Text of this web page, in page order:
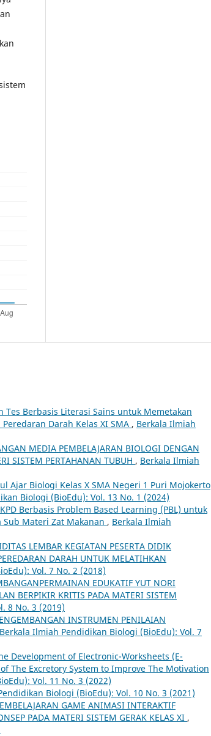
Berbasis Literasi Sains untuk Memetakan
Darah Kelas XI SMA , Berkala Ilmiah
MEDIA PEMBELAJARAN BIOLOGI DENGAN
SISTEM PERTAHANAN TUBUH , Berkala Ilmiah
Ajar Biologi Kelas X SMA Negeri 1 Puri Mojokerto
Biologi (BioEdu): Vol. 13 No. 1 (2024)
Berbasis Problem Based Learning (PBL) untuk
Materi Zat Makanan , Berkala Ilmiah
LEMBAR KEGIATAN PESERTA DIDIK
DARAH UNTUK MELATIHKAN
Vol. 7 No. 2 (2018)
EDUKATIF YUT NORI
BERPIKIR KRITIS PADA MATERI SISTEM
8 No. 3 (2019)
INSTRUMEN PENILAIAN
Berkala Ilmiah Pendidikan Biologi (BioEdu): Vol. 7
Development of Electronic-Worksheets (E-
The Excretory System to Improve The Motivation
Vol. 11 No. 3 (2022)
Biologi (BioEdu): Vol. 10 No. 3 (2021)
GAME ANIMASI INTERAKTIF
PADA MATERI SISTEM GERAK KELAS XI ,